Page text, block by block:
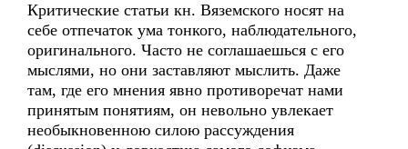
Критические статьи кн. Вяземского носят на
себе отпечаток ума тонкого, наблюдательного,
оригинального. Часто не соглашаешься с его
мыслями, но они заставляют мыслить. Даже
там, где его мнения явно противоречат нами
принятым понятиям, он невольно увлекает
необыкновенною силою рассуждения